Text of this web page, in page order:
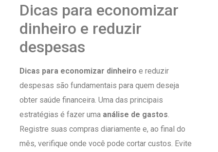
Dicas para economizar
dinheiro e reduzir
despesas
Dicas para economizar dinheiro e reduzir
despesas são fundamentais para quem deseja
obter saúde financeira. Uma das principais
estratégias é fazer uma análise de gastos.
Registre suas compras diariamente e, ao final do
mês, verifique onde você pode cortar custos. Evite